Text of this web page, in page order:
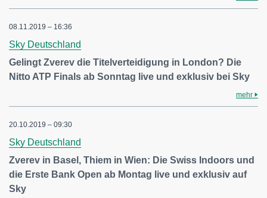
08.11.2019 – 16:36
Sky Deutschland
Gelingt Zverev die Titelverteidigung in London? Die
Nitto ATP Finals ab Sonntag live und exklusiv bei Sky
mehr
20.10.2019 – 09:30
Sky Deutschland
Zverev in Basel, Thiem in Wien: Die Swiss Indoors und
die Erste Bank Open ab Montag live und exklusiv auf
Sky